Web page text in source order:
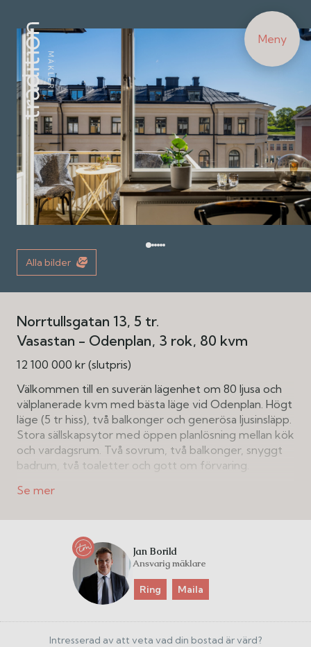
Meny
Alla bilder
Norrtullsgatan 13, 5 tr.
Vasastan - Odenplan 3 rok 80 kvm
12 100 000 kr (slutpris)
Välkommen till en suverän lägenhet om 80 ljusa och
välplanerade kvm med bästa läge vid Odenplan. Högt
läge (5 tr hiss), två balkonger och generösa ljusinsläpp.
Stora sällskapsytor med öppen planlösning mellan kök
och vardagsrum. Två sovrum, två balkonger, snyggt
badrum, två toaletter och gott om förvaring.
Trygg och stabil förening med välskött fastighet.
Jan Borild
Ansvarig mäklare
Ring Maila
Intresserad av att veta vad din bostad är värd?